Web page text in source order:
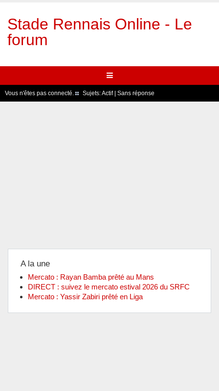
Stade Rennais Online - Le
forum
Vous n'êtes pas connecté. Sujets:Actif| Sans réponse
A la une
Mercato : Rayan Bamba prêté au Mans
DIRECT : suivez le mercato estival 2026 du SRFC
Mercato : Yassir Zabiri prêté en Liga